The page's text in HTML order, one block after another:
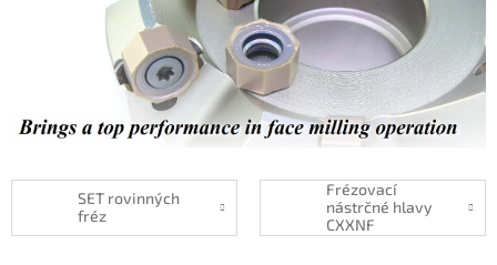
SET rovinných
fréz
Frézovací
nástrčné hlavy
CXXNF